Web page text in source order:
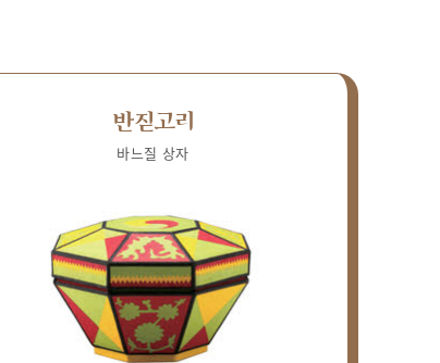
반짇고리
바느질 상자